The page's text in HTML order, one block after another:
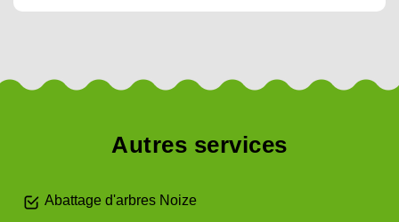
Autres services
Abattage d'arbres Noize